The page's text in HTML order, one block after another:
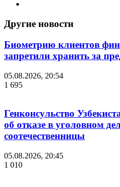
Другие новости
Биометрию клиентов
запретили хранить за
05.08.2026, 20:54
1 695
Генконсульство
об отказе в уголовном
соотечественницы
05.08.2026, 20:45
1 010